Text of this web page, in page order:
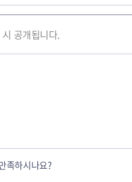
공개됩니다.
족하시나요?